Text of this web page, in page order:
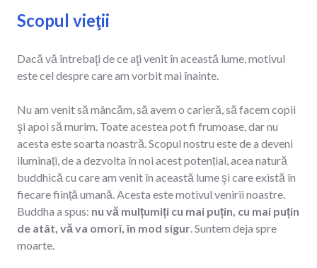
Scopul vieţii
Dacă vă întrebaţi de ce aţi venit în această lume, motivul
este cel despre care am vorbit mai înainte.
Nu am venit să mâncăm, să avem o carieră, să facem copii
şi apoi să murim. Toate acestea pot fi frumoase, dar nu
acesta este soarta noastră. Scopul nostru este de a deveni
iluminați, de a dezvolta în noi acest potențial, acea natură
buddhică cu care am venit în această lume şi care există în
fiecare ființă umană. Acesta este motivul venirii noastre.
Buddha a spus: nu vă mulțumiți cu mai puțin, cu mai puțin
de atât, vă va omorî, în mod sigur. Suntem deja spre
moarte.